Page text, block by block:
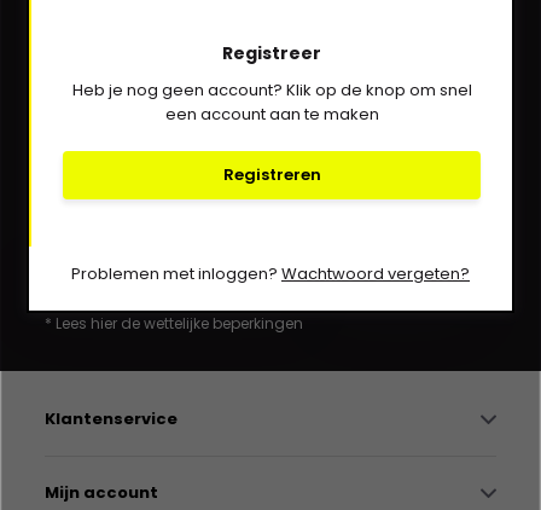
Registreer
Heb je nog geen account? Klik op de knop om snel
een account aan te maken
Registreren
Problemen met inloggen? Wachtwoord vergeten?
verkoop@vanbieren.nl
Abonneer
* Lees hier de wettelijke beperkingen
Klantenservice
Mijn account